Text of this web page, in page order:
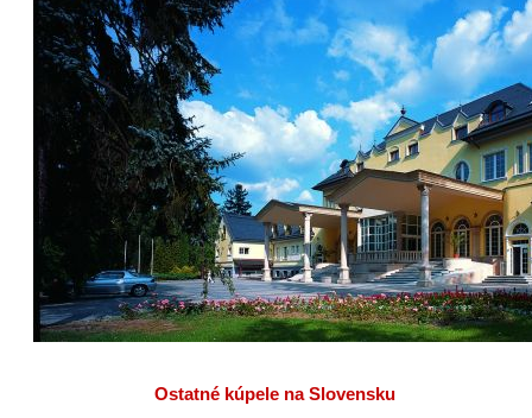
Ostatné kúpele na Slovensku